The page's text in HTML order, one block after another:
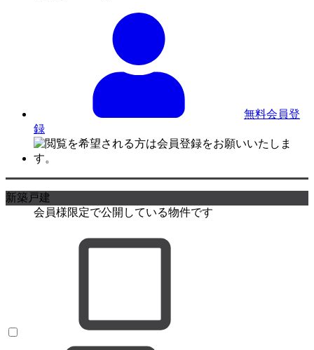
無料会員登
録
新築戸建
会員様限定で公開している物件です